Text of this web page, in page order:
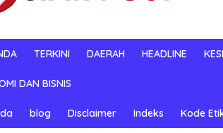
TERKINI DAERAH HEADLINE
DAN BISNIS
blog Disclaimer Indeks Kode